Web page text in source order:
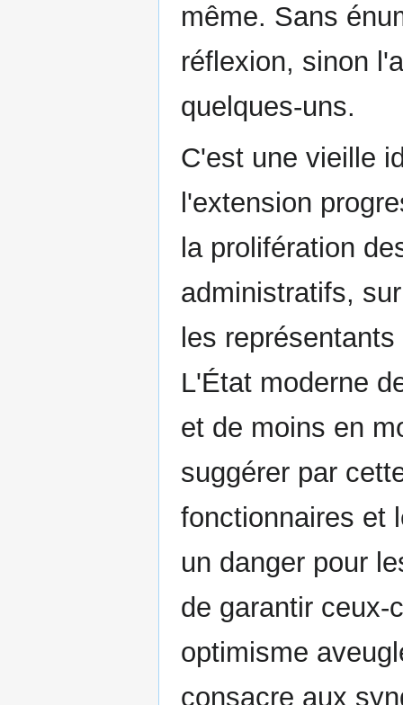
même. Sans
réflexion, sinon
quelques-uns.
C'est une vieille
l'extension
la prolifération
administratifs,
les
L'État moderne
et de moins en
suggérer par
fonctionnaires et
un danger pour
de garantir ceux-
optimisme
consacre aux